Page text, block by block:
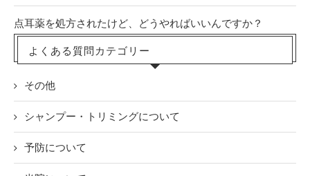
点耳薬を処方されたけど、どうやればいいんですか？
よくある質問カテゴリー
その他
シャンプー・トリミングについて
予防について